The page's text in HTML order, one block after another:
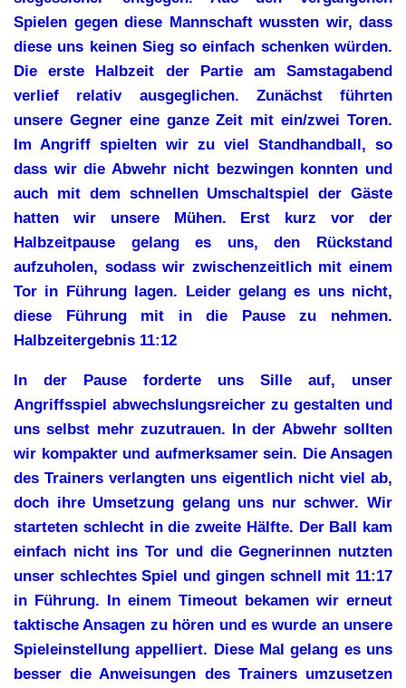
Spielen gegen diese Mannschaft wussten wir, dass
diese uns keinen Sieg so einfach schenken würden.
Die erste Halbzeit der Partie am Samstagabend
verlief relativ ausgeglichen. Zunächst führten
unsere Gegner eine ganze Zeit mit ein/zwei Toren.
Im Angriff spielten wir zu viel Standhandball, so
dass wir die Abwehr nicht bezwingen konnten und
auch mit dem schnellen Umschaltspiel der Gäste
hatten wir unsere Mühen. Erst kurz vor der
Halbzeitpause gelang es uns, den Rückstand
aufzuholen, sodass wir zwischenzeitlich mit einem
Tor in Führung lagen. Leider gelang es uns nicht,
diese Führung mit in die Pause zu nehmen.
Halbzeitergebnis 11:12
In der Pause forderte uns Sille auf, unser
Angriffsspiel abwechslungsreicher zu gestalten und
uns selbst mehr zuzutrauen. In der Abwehr sollten
wir kompakter und aufmerksamer sein. Die Ansagen
des Trainers verlangten uns eigentlich nicht viel ab,
doch ihre Umsetzung gelang uns nur schwer. Wir
starteten schlecht in die zweite Hälfte. Der Ball kam
einfach nicht ins Tor und die Gegnerinnen nutzten
unser schlechtes Spiel und gingen schnell mit 11:17
in Führung. In einem Timeout bekamen wir erneut
taktische Ansagen zu hören und es wurde an unsere
Spieleinstellung appelliert. Diese Mal gelang es uns
besser die Anweisungen des Trainers umzusetzen